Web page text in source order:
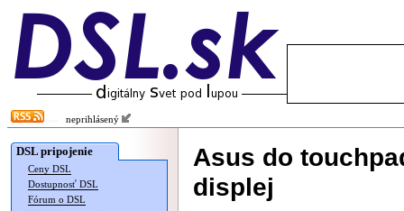
neprihlásený
DSL pripojenie
Ceny DSL
Dostupnosť DSL
Fórum o DSL
Asus do
displej